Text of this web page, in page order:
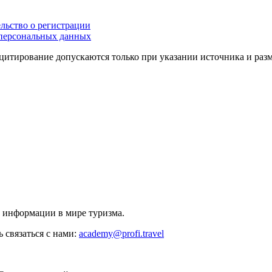
о регистрации
данных
допускаются только при указании источника и
информации в мире туризма.
с нами: academy@profi.travel